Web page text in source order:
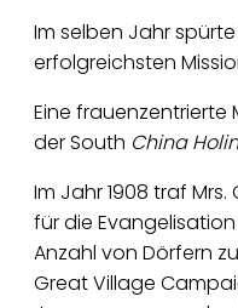
Im selben Jahr
erfolgreichsten
Eine frauenzentrierte
der South China
Im Jahr 1908 traf
für die
Anzahl von Dörfern
Great Village